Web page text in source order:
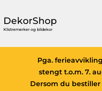
DekorShop
Klistremerker og bildekor
Pga.
stengt t.o.m. 7.
Dersom du